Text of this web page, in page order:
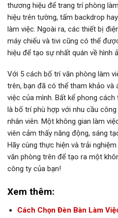
thương hiệu để trang trí phòng
hiệu trên tường, tấm backdrop
làm việc. Ngoài ra, các thiết bị
máy chiếu và tivi cũng có thể
hiệu để tạo sự nhất quán về hình
Với 5 cách bố trí văn phòng làm
trên, bạn đã có thể tham khảo và
việc của mình. Bất kể phong
là bố trí phù hợp với nhu cầu
nhân viên. Một không gian làm
viên cảm thấy năng động, sáng
Hãy cùng thực hiện và trải
văn phòng trên để tạo ra một
công ty của bạn!
Xem thêm:
Cách Chọn Đèn Bàn Làm